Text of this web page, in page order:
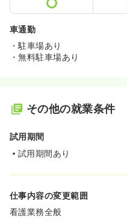
車通勤
・駐車場あり
・無料駐車場あり
その他の就業条件
試用期間
試用期間あり
仕事内容の変更範囲
看護業務全般